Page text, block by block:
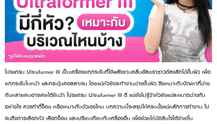
โปรแกรม Ultraformer III เป็นเครื่องยกกระชับที่ใช้พลังงานคลื่นอัลตราซาวด์ลงลึกใต้ชั้นผิว เพื่อ
ยกกระชับใบหน้า และกระตุ้นคอลลาเจน โดยแต่หัวยิงจะทำงานต่างชั้นผิว จึงเหมาะกับปัญหาที่ต่าง
กันหลายคนอาจเคยได้ยินว่า โปรแกรม Ultraformer III ดี แต่ยังไม่รู้ว่าหัวยิงแต่ละขนาดต่างกัน
อย่างไร ควรทำกี่ช็อต หรือเหมาะกับตัวเองไหม บทความนี้จะสรุปให้ครบตั้งแต่หลักการทำงาน ไป
จนถึงการเลือกหัว เลือกช็อต และเปรียบเทียบกับเครื่องอื่น เพื่อช่วยให้ตัดสินใจได้ง่ายขึ้น